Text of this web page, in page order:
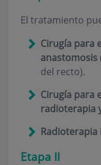
El tratamiento
Cirugía para
anastomosis
del recto).
Cirugía para
radioterapia
Radioterapia
Etapa II